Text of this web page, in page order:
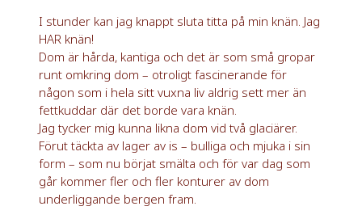
I stunder kan jag knappt sluta titta på min knän. Jag
HAR knän!
Dom är hårda, kantiga och det är som små gropar
runt omkring dom – otroligt fascinerande för
någon som i hela sitt vuxna liv aldrig sett mer än
fettkuddar där det borde vara knän.
Jag tycker mig kunna likna dom vid två glaciärer.
Förut täckta av lager av is – bulliga och mjuka i sin
form – som nu börjat smälta och för var dag som
går kommer fler och fler konturer av dom
underliggande bergen fram.